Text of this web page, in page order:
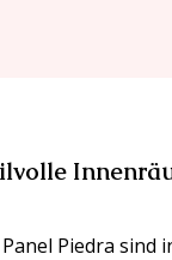
Piedra